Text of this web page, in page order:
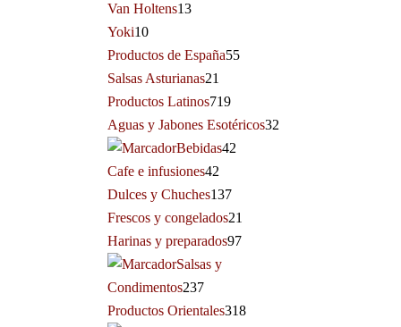
Van Holtens13
Yoki10
Productos de España55
Salsas Asturianas21
Productos Latinos719
Aguas y Jabones Esotéricos32
Bebidas42
Cafe e infusiones42
Dulces y Chuches137
Frescos y congelados21
Harinas y preparados97
Salsas y
Condimentos237
Productos Orientales318